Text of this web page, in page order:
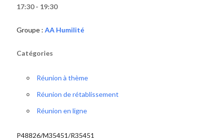
17:30 - 19:30
Groupe : AA Humilité
Catégories
Réunion à thème
Réunion de rétablissement
Réunion en ligne
P48826/M35451/R35451